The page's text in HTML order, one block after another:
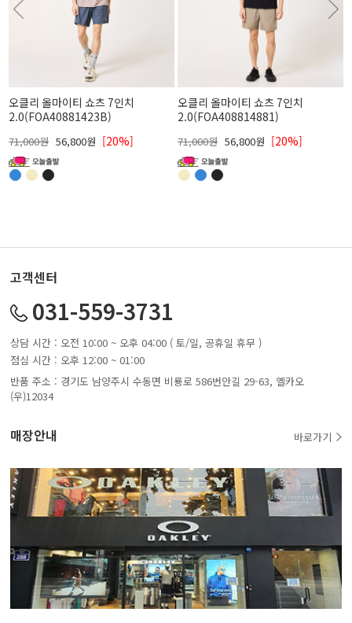
오클리 올마이티 쇼츠 7인치
2.0(FOA40881423B)
71,000원 56,800원 [20%]
오클리 올마이티 쇼츠 7인치
2.0(FOA408814881)
71,000원 56,800원 [20%]
고객센터
031-559-3731
상담 시간 : 오전 10:00 ~ 오후 04:00 ( 토/일, 공휴일 휴무 )
점심 시간 : 오후 12:00 ~ 01:00
반품 주소 : 경기도 남양주시 수동면 비룡로 586번안길 29-63, 옐카오
(우)12034
매장안내 바로가기